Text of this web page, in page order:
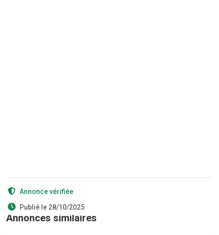
Annonce vérifiée
Publié le 28/10/2025
Annonces similaires